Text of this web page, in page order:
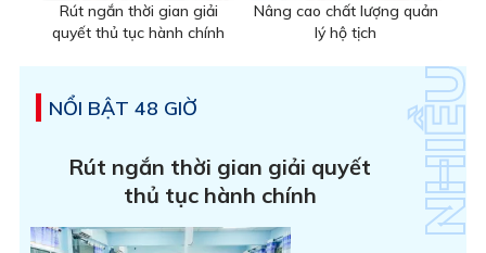
Rút ngắn thời gian giải
quyết thủ tục hành chính
Nâng cao chất lượng quản
lý hộ tịch
NỔI BẬT 48 GIỜ
Rút ngắn thời gian giải quyết
thủ tục hành chính